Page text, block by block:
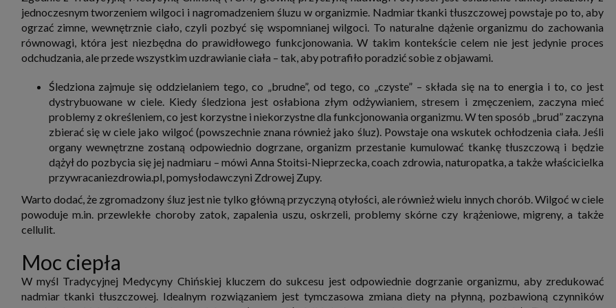
zbierania i przetwarzania danych osobowych w celu personalizowania treści i reklam oraz analizowania
stronach, aplikacjach i w Internecie. W ten sposób technologię tę wykorzystują również podmioty z
SAGIER oraz nasi Zaufani Partnerzy, którzy także chcą dopasowywać reklamy do Twoich preferencji.
dane informatyczne zapisywane w plikach i przechowywane na Twoim urządzeniu końcowym (tj. twój
tablet, smartphone itp.), które przeglądarka wysyła do serwera przy każdorazowym wejściu na stronę
urządzenia, podczas gdy odwiedzasz strony w Internecie. Szczegółową informację na temat plików
funkcjonowania znajdziesz
. Pod tym linkiem znajdziesz także informację o tym jak
pliki z Twojego urządzenia.
Twoje uprawnienia
Przysługują Ci następujące uprawnienia wobec Twoich danych i ich przetwarzania przez nas, inne
Grupy SAGIER i Zaufanych Partnerów:
1. Jeśli udzieliłeś zgody na przetwarzanie danych możesz ją w każdej chwili wycofać (cofnięcie zgody
nie uchyli zgodności z prawem przetwarzania już dokonanego na jej podstawie);
2. Masz również prawo żądania dostępu do Twoich danych osobowych, ich sprostowania,
ograniczenia przetwarzania, prawo do przeniesienia danych, wyrażenia sprzeciwu wobec przetwarzania
oraz prawo do wniesienia skargi do organu nadzorczego, którym w Polsce jest Prezes Urzędu Ochrony
Osobowych. Pod tym adresemznajdziesz dodatkowe informacje dotyczące przetwarzania danych i
uprawnień.
jednoczesnym tworzeniem wilgoci i nagromadzeniem śluzu w organizmie. Nadmiar tkanki tłuszczowej powstaje po to, aby
ogrzać zimne, wewnętrznie ciało, czyli pozbyć się wspomnianej wilgoci. To naturalne dążenie organizmu do zachowania
równowagi, która jest niezbędna do prawidłowego funkcjonowania. W takim kontekście celem nie jest jedynie proces
odchudzania, ale przede wszystkim uzdrawianie ciała – tak, aby potrafiło poradzić sobie z objawami.
Śledziona zajmuje się oddzielaniem tego, co „brudne”, od tego, co „czyste” – składa się na to energia i to, co jest
dystrybuowane w ciele. Kiedy śledziona jest osłabiona złym odżywianiem, stresem i zmęczeniem, zaczyna mieć
problemy z określeniem, co jest korzystne i niekorzystne dla funkcjonowania organizmu. W ten sposób „brud” zaczyna
zbierać się w ciele jako wilgoć (powszechnie znana również jako śluz). Powstaje ona wskutek ochłodzenia ciała. Jeśli
organy wewnętrzne zostaną odpowiednio dogrzane, organizm przestanie kumulować tkankę tłuszczową i będzie
dążył do pozbycia się jej nadmiaru – mówi Anna Stoitsi-Nieprzecka, coach zdrowia, naturopatka, a także właścicielka
przywracaniezdrowia.pl, pomysłodawczyni Zdrowej Zupy.
Warto dodać, że zgromadzony śluz jest nie tylko główną przyczyną otyłości, ale również wielu innych chorób. Wilgoć w ciele
powoduje m.in. przewlekłe choroby zatok, zapalenia uszu, oskrzeli, problemy skórne czy krążeniowe, migreny, a także
cellulit.
Moc ciepła
W myśl Tradycyjnej Medycyny Chińskiej kluczem do sukcesu jest odpowiednie dogrzanie organizmu, aby zredukować
nadmiar tkanki tłuszczowej. Idealnym rozwiązaniem jest tymczasowa zmiana diety na płynną, pozbawioną czynników